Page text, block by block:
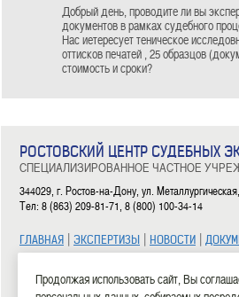
Добрый день, проводите ли вы
документов в рамках судебного
Нас иетересует теническое
оттисков печатей , 25 образцов
стоимость и сроки?
РОСТОВСКИЙ ЦЕНТР СУДЕБНЫХ
СПЕЦИАЛИЗИРОВАННОЕ ЧАСТНОЕ
344029, г. Ростов-на-Дону, ул.
Тел: 8 (863) 209-81-71, 8 (800) 100-34-14
ГЛАВНАЯ | ЭКСПЕРТИЗЫ | НОВОСТИ |
2006—2026 СЧУ «Ростовский центр судебных
Продолжая использовать сайт, Вы